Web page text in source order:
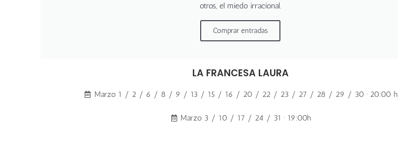
otros, el miedo irracional.
Comprar entradas
LA FRANCESA LAURA
Marzo 1 / 2 / 6 / 8 / 9 / 13 / 15 / 16 / 20 / 22 / 23 / 27 / 28 / 29 / 30 · 20:00 h
Marzo 3 / 10 / 17 / 24 / 31 · 19:00h